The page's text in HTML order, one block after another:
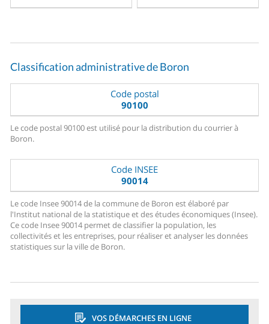
Classification administrative de Boron
Code postal
90100
Le code postal 90100 est utilisé pour la distribution du courrier à
Boron.
Code INSEE
90014
Le code Insee 90014 de la commune de Boron est élaboré par
l'Institut national de la statistique et des études économiques (Insee).
Ce code Insee 90014 permet de classifier la population, les
collectivités et les entreprises, pour réaliser et analyser les données
statistiques sur la ville de Boron.
VOS DÉMARCHES EN LIGNE